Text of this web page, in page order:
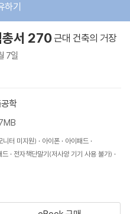
하기
총서 270근대 건축의 거장
7일
학
터 미지원) 아이폰
아이패드
드
전자책단말기(저사양 기기 사용 불가)